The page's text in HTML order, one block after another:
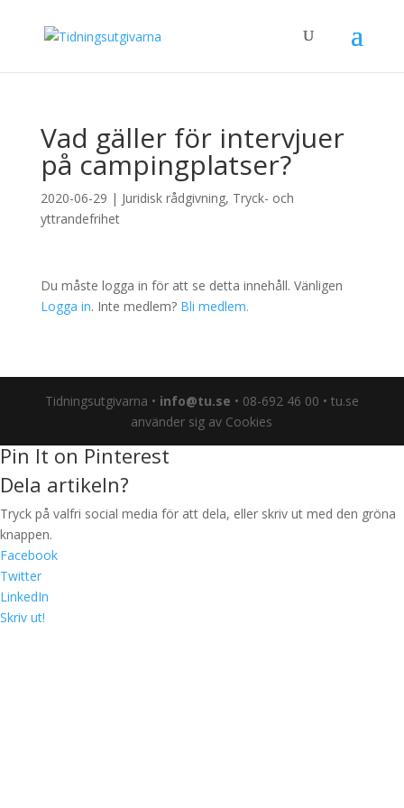
Vad gäller för intervjuer
på campingplatser?
2020-06-29 | Juridisk rådgivning, Tryck- och
yttrandefrihet
Du måste logga in för att se detta innehåll. Vänligen
Logga in. Inte medlem? Bli medlem.
Tidningsutgivarna • info@tu.se • 08-692 46 00 • tu.se
använder sig av Cookies
Pin It on Pinterest
Dela artikeln?
Tryck på valfri social media för att dela, eller skriv ut med den gröna
knappen.
Facebook
Twitter
LinkedIn
Skriv ut!